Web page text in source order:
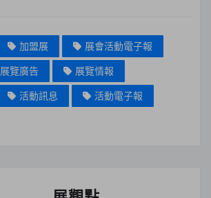
加盟展
展會活動電子報
展覽廣告
展覽情報
活動訊息
活動電子報